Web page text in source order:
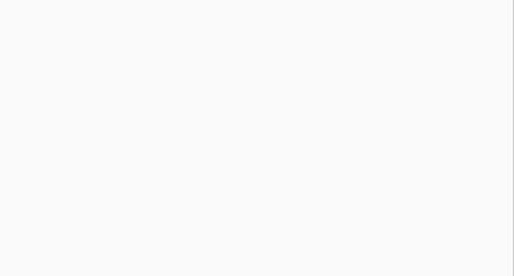
LÉVŐ EGYIK FEHÉRJE
EMBEREK
A MÜNSTERI
GONDOLKODÁS
MAGAS
BIZONYOS
MÉG NEM VILÁGOS, HOGY A
fehérje összefüggésben
és szétszórtabbak másoknál.